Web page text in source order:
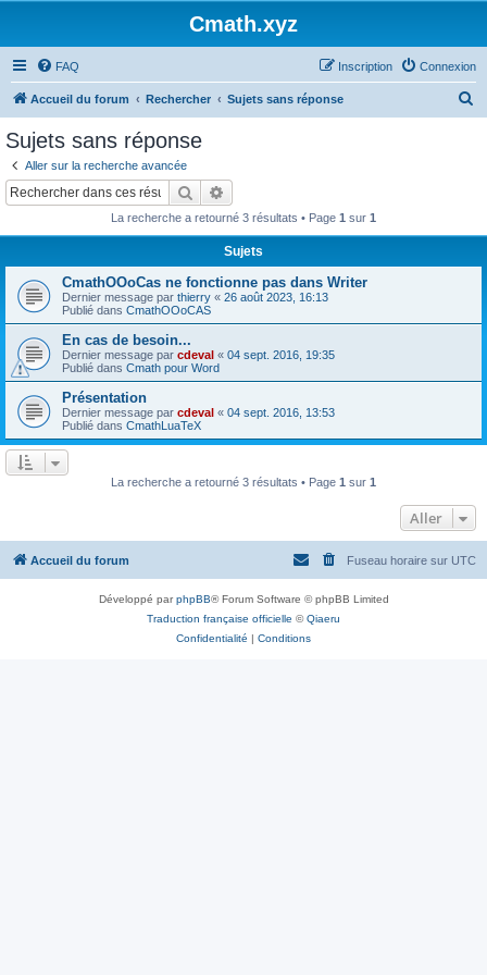
Cmath.xyz
FAQ Connexion
Inscription
Accueil du forum Rechercher Sujets sans réponse
Sujets sans réponse
Aller sur la recherche avancée
Rechercher
La recherche a retourné 3 résultats • Page 1 sur 1
Sujets
CmathOOoCas ne fonctionne pas dans Writer
Dernier message par thierry « 26 août 2023, 16:13
Publié dans CmathOOoCAS
En cas de besoin...
Dernier message par cdeval « 04 sept. 2016, 19:35
Publié dans Cmath pour Word
Présentation
Dernier message par cdeval « 04 sept. 2016, 13:53
Publié dans CmathLuaTeX
La recherche a retourné 3 résultats • Page 1 sur 1
Aller
Accueil du forum Fuseau horaire sur UTC
Développé parphpBB® Forum Software © phpBB Limited
Traduction française officielle ©Qiaeru
Confidentialité | Conditions